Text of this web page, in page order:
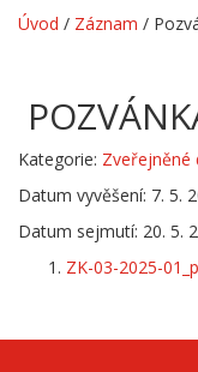
Úvod / Záznam /
Kategorie: Zveřejněné
Datum vyvěšení: 7. 5.
Datum sejmutí: 20. 5.
ZK-03-2025-